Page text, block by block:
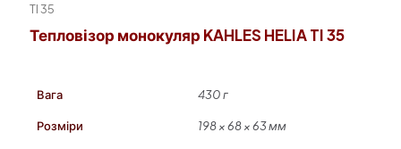
TI 35
Тепловізор монокуляр KAHLES HELIA TI 35
Вага 430 г
Розміри 198 × 68 × 63 мм